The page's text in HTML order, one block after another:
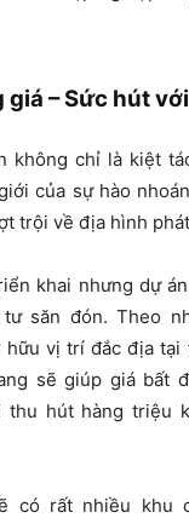
giá – Sức hút
không chỉ là kiệt
của sự hào
trội về địa hình
khai nhưng dự
săn đón. Theo
hữu vị trí đắc địa tại
sẽ giúp giá bất
thu hút hàng triệu
có rất nhiều khu